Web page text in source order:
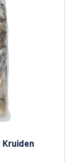
Kruiden